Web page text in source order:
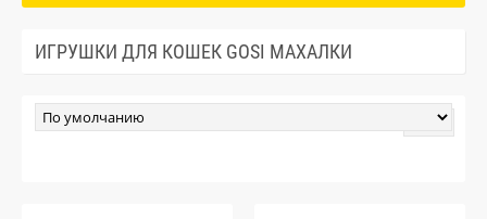
ИГРУШКИ ДЛЯ КОШЕК GOSI МАХАЛКИ